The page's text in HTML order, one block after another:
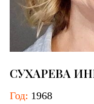
СУХАРЕВА
Год: 1968